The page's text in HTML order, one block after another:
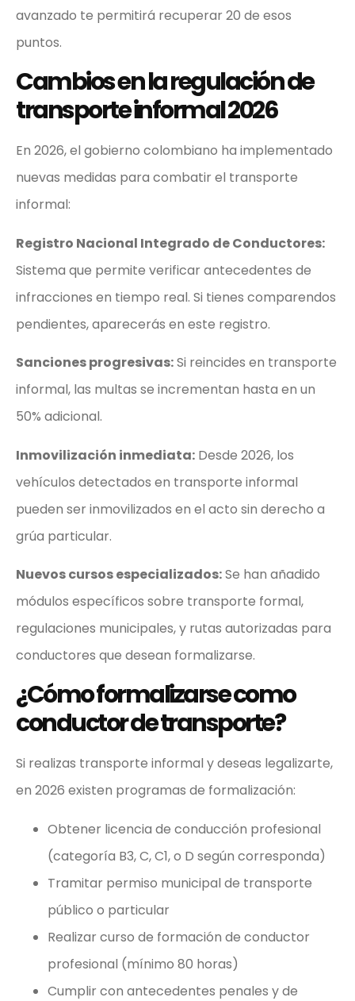
avanzado te permitirá recuperar 20 de esos
puntos.
Cambios en la regulación de
transporte informal 2026
En 2026, el gobierno colombiano ha implementado
nuevas medidas para combatir el transporte
informal:
Registro Nacional Integrado de Conductores:
Sistema que permite verificar antecedentes de
infracciones en tiempo real. Si tienes comparendos
pendientes, aparecerás en este registro.
Sanciones progresivas:Si reincides en transporte
informal, las multas se incrementan hasta en un
50% adicional.
Inmovilización inmediata: Desde 2026, los
vehículos detectados en transporte informal
pueden ser inmovilizados en el acto sin derecho a
grúa particular.
Nuevos cursos especializados:Se han añadido
módulos específicos sobre transporte formal,
regulaciones municipales, y rutas autorizadas para
conductores que desean formalizarse.
¿Cómo formalizarse como
conductor de transporte?
Si realizas transporte informal y deseas legalizarte,
en 2026 existen programas de formalización:
Obtener licencia de conducción profesional
(categoría B3, C, C1, o D según corresponda)
Tramitar permiso municipal de transporte
público o particular
Realizar curso de formación de conductor
profesional (mínimo 80 horas)
Cumplir con antecedentes penales y de